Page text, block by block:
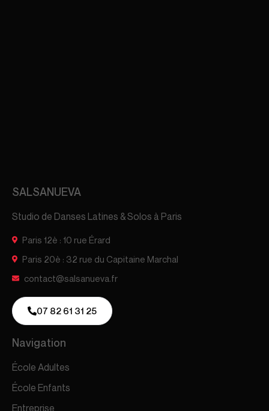
SALSANUEVA
Studio de Danses Latines & Solos à Paris
Paris 12è : 10 rue Érard
Paris 20è : 32 rue du Capitaine Marchal
contact@salsanueva.fr
07 82 61 31 25
Navigation
École Adultes
École Enfants
Entreprise